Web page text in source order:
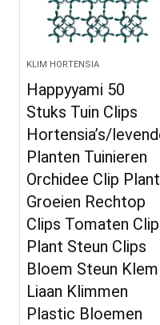
KLIM HORTENSIA
Happyyami 50
Stuks Tuin Clips
Hortensia’s/
Planten Tuinieren
Orchidee Clip Plant
Groeien Rechtop
Clips Tomaten
Plant Steun Clips
Bloem Steun Klem
Liaan Klimmen
Plastic Bloemen